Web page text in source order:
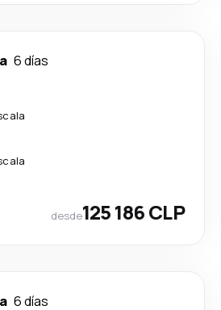
6 días
desde125 186 CLP
6 días